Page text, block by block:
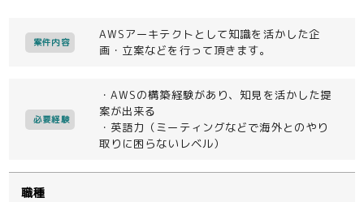
案件内容
AWSアーキテクトとして知識を活かした企
画・立案などを行って頂きます。
必要経験
・AWSの構築経験があり、知見を活かした提
案が出来る
・英語力（ミーティングなどで海外とのやり
取りに困らないレベル）
職種